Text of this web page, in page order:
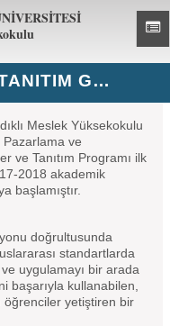
HALKLA İLIŞKILER VE TANITIM GENEL BILGILER
Meslek Yüksekokulu
Pazarlama ve
ve Tanıtım Programı ilk
2018 akademik
başlamıştır.
doğrultusunda
standartlarda
uygulamayı bir arada
başarıyla kullanabilen,
öğrenciler yetiştiren bir